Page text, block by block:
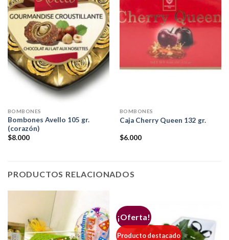
BOMBONES
Bombones Avello 105 gr.
(corazón)
$8.000
BOMBONES
Caja Cherry Queen 132 gr.
$6.000
PRODUCTOS RELACIONADOS
¡Oferta!
Producto destacado